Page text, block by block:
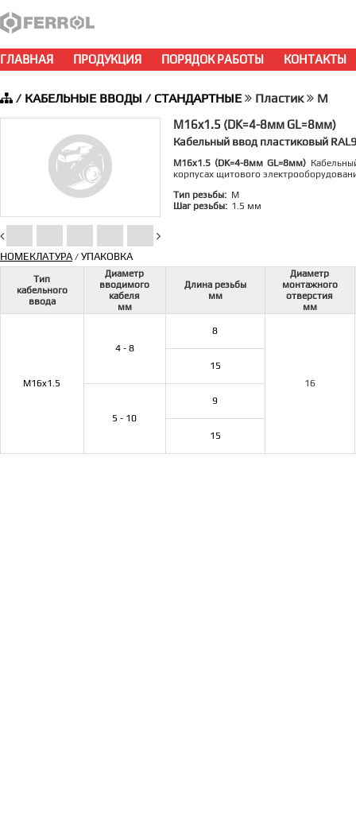
ГЛАВНАЯ ПРОДУКЦИЯ ПОРЯДОК РАБОТЫ КОНТАКТЫ
/ КАБЕЛЬНЫЕ ВВОДЫ / СТАНДАРТНЫЕ Пластик M
M16x1.5 (DK=4-8мм GL=8мм)
Кабельный ввод пластиковый
M16x1.5 (DK=4-8мм GL=8мм)
корпусах щитового
Тип резьбы: M
Шаг резьбы: 1.5 мм
НОМЕКЛАТУРА/ УПАКОВКА
Тип
кабельного
ввода
Диаметр
вводимого
кабеля
мм
Длина резьбы
мм
Диаметр
монтажного
отверстия
мм
M16x1.5
4 - 8
8
16
15
5 - 10
9
15